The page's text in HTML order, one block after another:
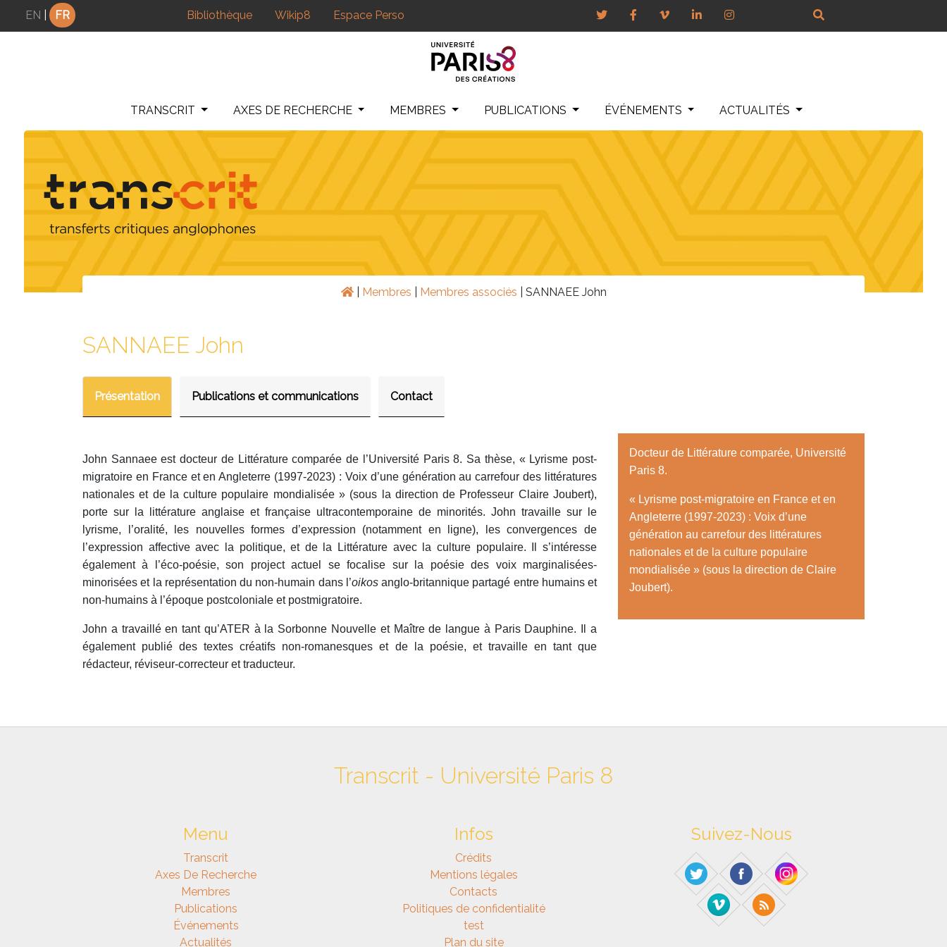
Panneau de gestion des cookies
EN FR Bibliothèque Wikip8 Espace Perso
TRANSCRIT AXES DE RECHERCHE MEMBRES PUBLICATIONS ÉVÉNEMENTS ACTUALITÉS
Membres Membres associés SANNAEE John
SANNAEE John
Présentation Publications et communications Contact
John Sannaee est docteur de Littérature comparée de l’Université Paris 8. Sa thèse, « Lyrisme post-
migratoire en France et en Angleterre (1997-2023) : Voix d’une génération au carrefour des littératures
nationales et de la culture populaire mondialisée » (sous la direction de Professeur Claire Joubert),
porte sur la littérature anglaise et française ultracontemporaine de minorités. John travaille sur le
lyrisme, l’oralité, les nouvelles formes d’expression (notamment en ligne), les convergences de
l’expression affective avec la politique, et de la Littérature avec la culture populaire. Il s’intéresse
également à l’éco-poésie, son project actuel sefocalise sur la poésie des voix marginalisées-
minorisées et la représentation du non-humain dans l’oikosanglo-britannique partagé entre humains et
non-humains à l’époque postcoloniale et postmigratoire.
John a travaillé en tant qu’ATER à la Sorbonne Nouvelle et Maître de langue à Paris Dauphine. Il a
également publié des textes créatifs non-romanesques et de la poésie, et travaille en tant que
rédacteur, réviseur-correcteur et traducteur.
Docteur de Littérature comparée, Université
Paris 8.
« Lyrisme post-migratoire en France et en
Angleterre (1997-2023) : Voix d’une
génération au carrefour des littératures
nationales et de la culture populaire
mondialisée » (sous la direction de Claire
Joubert).
Transcrit - Université Paris 8
Menu
Transcrit
Axes De Recherche
Membres
Publications
Événements
Actualités
Infos
Crédits
Mentions légales
Contacts
Politiques de confidentialité
test
Plan du site
Suivez-Nous